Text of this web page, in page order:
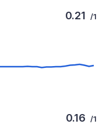
0.21 /1
0.16 /1